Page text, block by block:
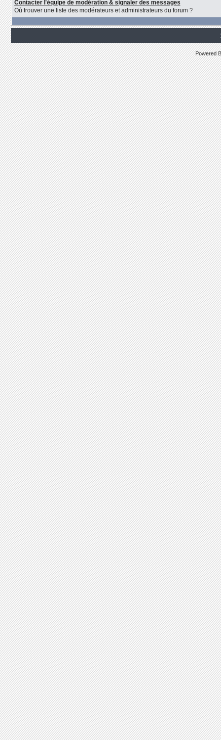
Contacter l'équipe de modération & signaler des messages
Où trouver une liste des modérateurs et administrateurs du forum ?
Powered